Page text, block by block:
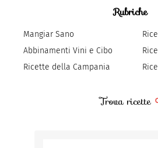
Rubriche
Mangiar Sano
Abbinamenti Vini e Cibo
Ricette della Campania
Trova ricette